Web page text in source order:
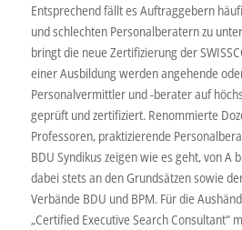
Entsprechend fällt es Auftraggebern
und schlechten Personalberatern zu
bringt die neue Zertifizierung der
einer Ausbildung werden angehende
Personalvermittler und -berater auf
geprüft und zertifiziert. Renommierte
Professoren, praktizierende
BDU Syndikus zeigen wie es geht, von A
dabei stets an den Grundsätzen sowie
Verbände BDU und BPM. Für die
„Certified Executive Search Consultant“